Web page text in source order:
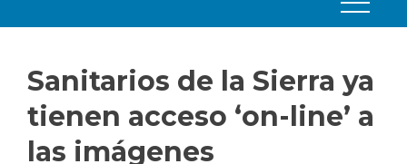
Sanitarios de la Sierra ya
tienen acceso ‘on-line’ a
las imágenes